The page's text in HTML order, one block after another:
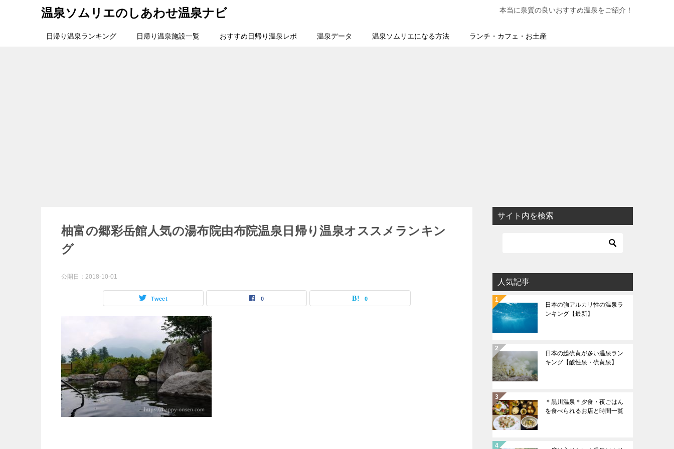
温泉ソムリエのしあわせ温泉ナビ 本当に泉質の良いおすすめ温泉をご紹介！
日帰り温泉ランキング 日帰り温泉施設一覧 おすすめ日帰り温泉レポ 温泉データ 温泉ソムリエになる方法 ランチ・カフェ・お土産
柚富の郷彩岳館人気の湯布院由布院温泉日帰り温泉オススメランキン
グ
公開日： 2018-10-01
Tweet 0 0
サイト内を検索
人気記事
日本の強アルカリ性の温泉ラ
ンキング【最新】
日本の総硫黄が多い温泉ラン
キング【酸性泉・硫黄泉】
＊黒川温泉＊夕食・夜ごはん
を食べられるお店と時間一覧